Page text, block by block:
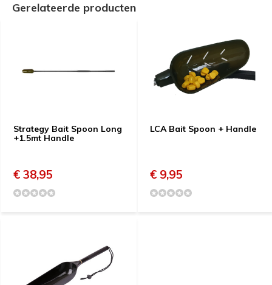
Gerelateerde producten
Strategy Bait Spoon Long
+1.5mt Handle
€ 38,95
LCA Bait Spoon + Handle
€ 9,95